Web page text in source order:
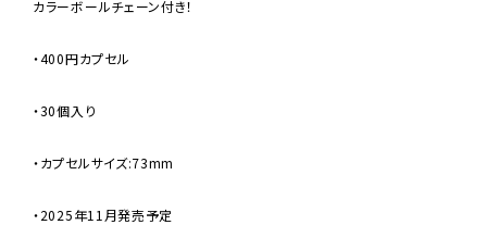
カラーボールチェーン付き！
・400円カプセル
・30個入り
・カプセルサイズ:73mm
・2025年11月発売予定